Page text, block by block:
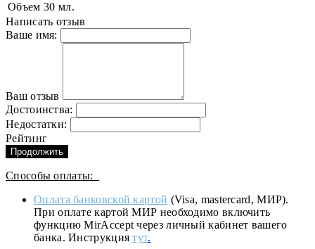
Объем 30 мл.
Написать отзыв
Ваше имя:
Ваш отзыв
Достоинства:
Недостатки:
Рейтинг
Продолжить
Способы оплаты:
Оплата банковской картой (Visa, mastercard, МИР).
При оплате картой МИР необходимо включить
функцию MirAccept через личный кабинет вашего
банка. Инструкциятут.